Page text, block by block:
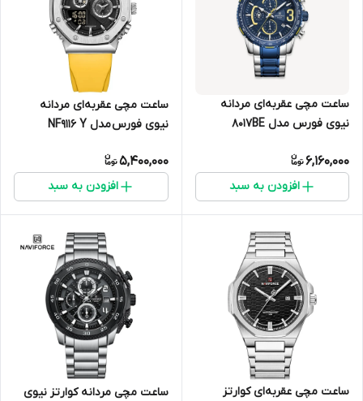
ساعت مچی عقربه‌ای مردانه
نیوی فورس مدل 8017BE
6,160,000
افزودن به سبد
ساعت مچی عقربه‌ای مردانه
نیوی فورس مدل NF9116 Y
5,400,000
افزودن به سبد
ساعت مچی عقربه‌ای کوارتز
ساعت مچی مردانه کوارتز نیوی